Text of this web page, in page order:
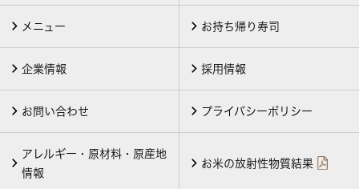
メニュー お持ち帰り寿司
企業情報 採用情報
お問い合わせ プライバシーポリシー
アレルギー・原材料・原産地
情報
お米の放射性物質結果